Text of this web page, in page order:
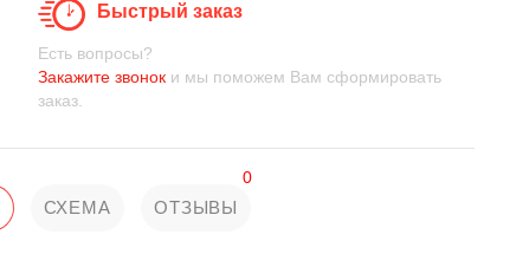
Быстрый заказ
Есть вопросы?
Закажите звоноки мы поможем Вам сформировать
заказ.
СХЕМА ОТЗЫВЫ
0